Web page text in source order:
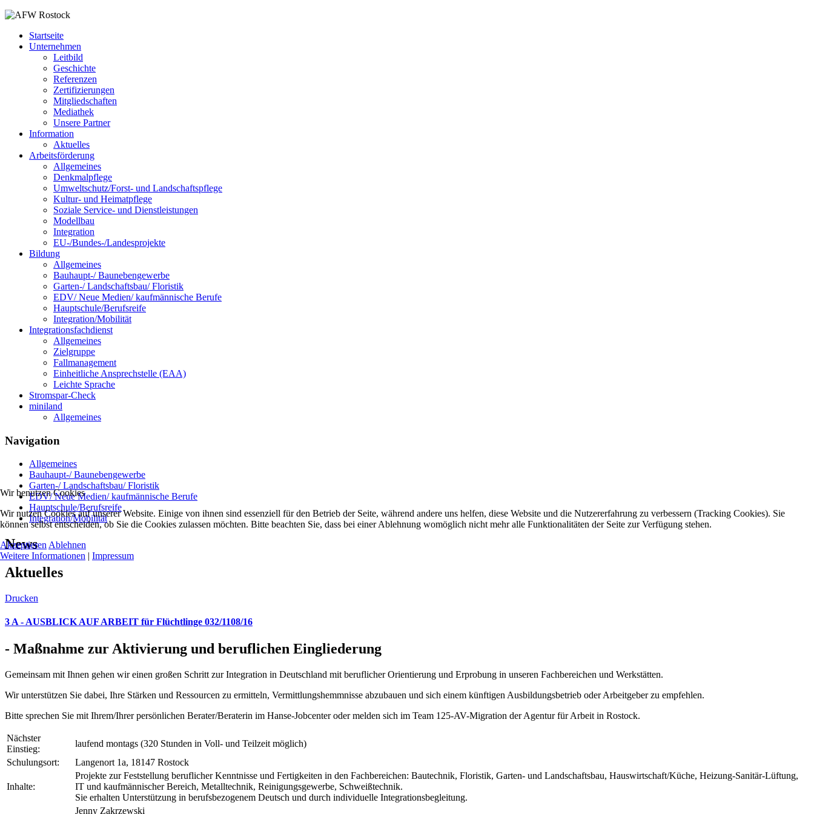
Startseite
Unternehmen
Leitbild
Geschichte
Referenzen
Zertifizierungen
Mitgliedschaften
Mediathek
Unsere Partner
Information
Aktuelles
Arbeitsförderung
Allgemeines
Denkmalpflege
Umweltschutz/Forst- und Landschaftspflege
Kultur- und Heimatpflege
Soziale Service- und Dienstleistungen
Modellbau
Integration
EU-/Bundes-/Landesprojekte
Bildung
Allgemeines
Bauhaupt-/ Baunebengewerbe
Garten-/ Landschaftsbau/ Floristik
EDV/ Neue Medien/ kaufmännische Berufe
Hauptschule/Berufsreife
Integration/Mobilität
Integrationsfachdienst
Allgemeines
Zielgruppe
Fallmanagement
Einheitliche Ansprechstelle (EAA)
Leichte Sprache
Stromspar-Check
miniland
Allgemeines
Navigation
Allgemeines
Bauhaupt-/ Baunebengewerbe
Garten-/ Landschaftsbau/ Floristik
EDV/ Neue Medien/ kaufmännische Berufe
Hauptschule/Berufsreife
Integration/Mobilität
News
Aktuelles
Drucken
3 A - AUSBLICK AUF ARBEIT für Flüchtlinge 032/1108/16
- Maßnahme zur Aktivierung und beruflichen Eingliederung
Gemeinsam mit Ihnen gehen wir einen großen Schritt zur Integration in Deutschland mit beruflicher Orientierung und Erprobung in unseren Fachbereichen und Werkstätten.
Wir unterstützen Sie dabei, Ihre Stärken und Ressourcen zu ermitteln, Vermittlungshemmnisse abzubauen und sich einem künftigen Ausbildungsbetrieb oder Arbeitgeber zu empfehlen.
Bitte sprechen Sie mit Ihrem/Ihrer persönlichen Berater/Beraterin im Hanse-Jobcenter oder melden sich im Team 125-AV-Migration der Agentur für Arbeit in Rostock.
Nächster
Einstieg:
laufend montags (320 Stunden in Voll- und Teilzeit möglich)
Schulungsort:
Langenort 1a, 18147 Rostock
Inhalte:
Projekte zur Feststellung beruflicher Kenntnisse und Fertigkeiten in den Fachbereichen: Bautechnik, Floristik, Garten- und Landschaftsbau, Hauswirtschaft/Küche, Heizung-Sanitär-Lüftung,
IT und kaufmännischer Bereich, Metalltechnik, Reinigungsgewerbe, Schweißtechnik.
Sie erhalten Unterstützung in berufsbezogenem Deutsch und durch individuelle Integrationsbegleitung.
Jenny Zakrzewski
Wir benutzen Cookies
Wir nutzen Cookies auf unserer Website. Einige von ihnen sind essenziell für den Betrieb der Seite, während andere uns helfen, diese Website und die Nutzererfahrung zu verbessern (Tracking Cookies). Sie
können selbst entscheiden, ob Sie die Cookies zulassen möchten. Bitte beachten Sie, dass bei einer Ablehnung womöglich nicht mehr alle Funktionalitäten der Seite zur Verfügung stehen.
Akzeptieren Ablehnen
Weitere Informationen | Impressum